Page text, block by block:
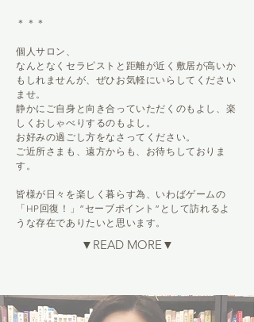
＊＊＊
個人サロン、
なんとなくセラピストと距離が近く敷居が高いか
もしれませんが、ぜひお気軽にいらしてください
ませ。
静かにご自身と向き合っていただくのもよし、楽
しくおしゃべりするのもよし。
お好みの過ごし方をなさってください。
ご近所さまも、遠方からも、お待ちしておりま
す。
皆様が日々を楽しく暮らす為、 いわばゲームの
「HP回復！」”セーブポイント”として訪れるよ
うな存在でありたいと思います。
▼READ MORE▼